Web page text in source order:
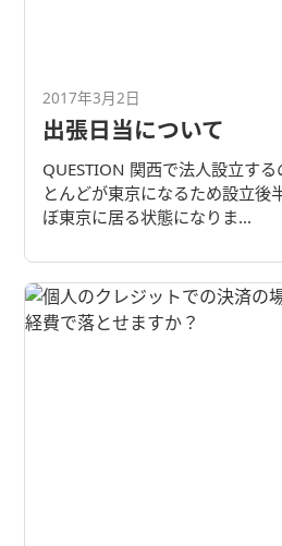
2017年3月2日
出張日当について
QUESTION 関西で法人設立す
とんどが東京になるため設立後
ぼ東京に居る状態になりま…